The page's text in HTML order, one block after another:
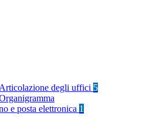
Articolazione degli uffici 5
e posta elettronica 1